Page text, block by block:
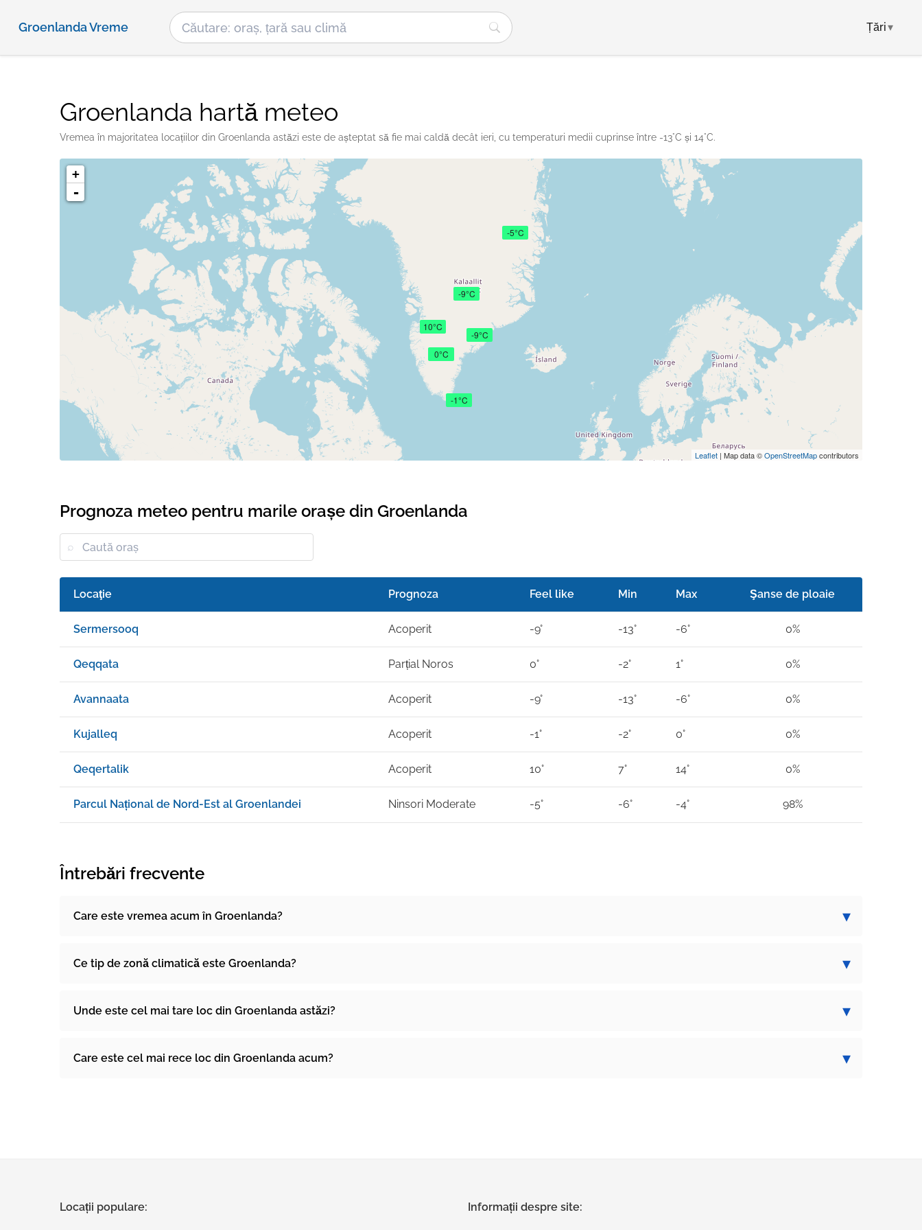
Groenlanda Vreme Țări▾
Groenlanda hartă meteo
Vremea în majoritatea locațiilor din Groenlanda astăzi este de așteptat să fie mai caldă decât ieri, cu temperaturi medii cuprinse între -13°C și 14°C.
-9°C
0°C
-9°C
-1°C
10°C
-5°C
+
-
Leaflet | Map data ©OpenStreetMapcontributors
Prognoza meteo pentru marile orașe din Groenlanda
Locaţie Prognoza Feel like Min Max Şanse de ploaie
Sermersooq Acoperit -9° -13° -6° 0%
Qeqqata Parțial Noros 0° -2° 1° 0%
Avannaata Acoperit -9° -13° -6° 0%
Kujalleq Acoperit -1° -2° 0° 0%
Qeqertalik Acoperit 10° 7° 14° 0%
Parcul Național de Nord-Est al Groenlandei Ninsori Moderate -5° -6° -4° 98%
Întrebări frecvente
Care este vremea acum în Groenlanda?
Ce tip de zonă climatică este Groenlanda?
Unde este cel mai tare loc din Groenlanda astăzi?
Care este cel mai rece loc din Groenlanda acum?
Locații populare: Informații despre site: